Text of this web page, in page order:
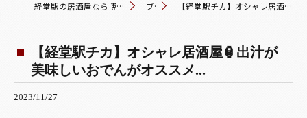
経堂駅の居酒屋なら博多おでんと黒毛和牛の店 くろこ ブログ 【経堂駅チカ】オシャレ居酒屋🏮出汁が美味しいおでんがオススメ...
【経堂駅チカ】オシャレ居酒屋🏮出汁が
美味しいおでんがオススメ...
2023/11/27